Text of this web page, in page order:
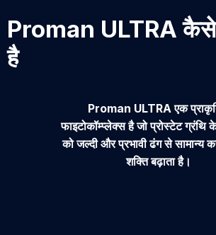
Proman ULTRA कैसे
है
Proman ULTRA एक
फाइटोकॉम्प्लेक्स है जो प्रोस्टेट ग्रंथि
को जल्दी और प्रभावी ढंग से सामान्य
शक्ति बढ़ाता है।